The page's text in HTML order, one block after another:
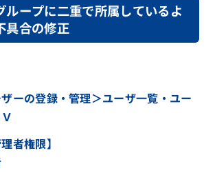
ループに二重で所属しているよ
具合の修正
ーの登録・管理＞ユーザ一覧・ユー
者権限】